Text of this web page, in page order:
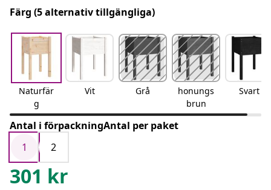
Färg (5 alternativ tillgängliga)
Naturfär
g
Vit Grå
honungs
brun
Svart
Antal i förpackningAntal per paket
1
2
301 kr